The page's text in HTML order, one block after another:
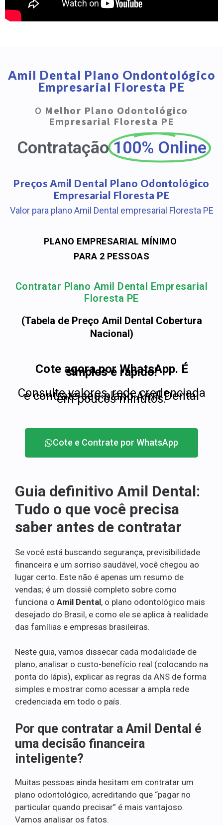
Amil Dental Plano Ondontológico
Empresarial Floresta PE
O Melhor Plano Odontológico
Empresarial Floresta PE
Contratação 100% Online
Preços Amil Dental Plano Odontológico
Empresarial Floresta PE
Valor para plano Amil Dental empresarial Floresta PE
PLANO EMPRESARIAL MÍNIMO
PARA 2 PESSOAS
Contratar Plano Amil Dental Empresarial
Floresta PE
(Tabela de Preço Amil Dental Cobertura
Nacional)
Cote agora por WhatsApp. É
simples e rápido!
Consulte valores, rede credenciada
e contrate seu plano Amil Dental
em poucos minutos.
Cote e Contrate por WhatsApp
Guia definitivo Amil Dental:
Tudo o que você precisa
saber antes de contratar
Se você está buscando segurança, previsibilidade
financeira e um sorriso saudável, você chegou ao
lugar certo. Este não é apenas um resumo de
vendas; é um dossiê completo sobre como
funciona o Amil Dental, o plano odontológico mais
desejado do Brasil, e como ele se aplica à realidade
das famílias e empresas brasileiras.
Neste guia, vamos dissecar cada modalidade de
plano, analisar o custo-benefício real (colocando na
ponta do lápis), explicar as regras da ANS de forma
simples e mostrar como acessar a ampla rede
credenciada em todo o país.
Por que contratar a Amil Dental é
uma decisão financeira
inteligente?
Muitas pessoas ainda hesitam em contratar um
plano odontológico, acreditando que “pagar no
particular quando precisar” é mais vantajoso.
Vamos analisar os fatos.